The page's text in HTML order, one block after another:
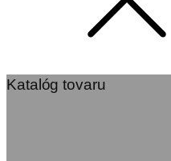
Katalóg tovaru